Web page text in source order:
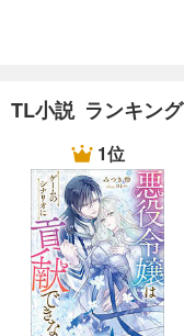
TL小説 ランキング
1位